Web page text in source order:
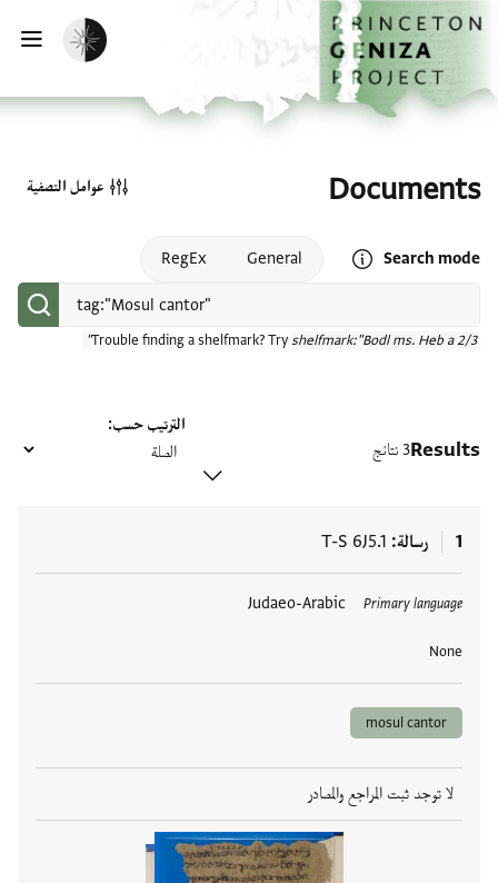
تخطي إلى المحتوى الرئيسي
الصفحة الرئيسية
تفعيل الوضع المظلم
Documents
Search mode
Open search mode help
General
RegEx
Trouble finding a shelfmark? Try shelfmark:"Bodl ms. Heb a 2/3"
عوامل التصفية
Results3 نتائج
الترتيب حسب
1 رسالة T-S 6J5.1
Primary language
Judaeo-Arabic
None
العلامات
mosul cantor
لا توجد ثبت المراجع والمصادر